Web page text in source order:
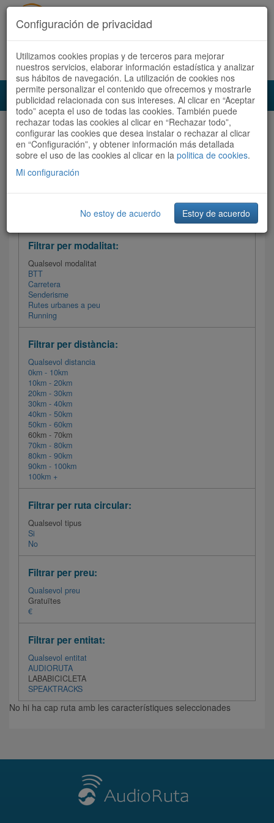
Accedeix Registra't ara Español Català
Audioruta Totes les rutes
Totes les rutes Ordenar per:Més recents/ Dificultat
Filtrar les rutes
Filtrar per modalitat:
Qualsevol modalitat
BTT
Carretera
Senderisme
Rutes urbanes a peu
Running
Filtrar per distància:
Qualsevol distancia
0km - 10km
10km - 20km
20km - 30km
30km - 40km
40km - 50km
50km - 60km
60km - 70km
70km - 80km
80km - 90km
90km - 100km
100km +
Filtrar per ruta circular:
Qualsevol tipus
Si
No
Filtrar per preu:
Qualsevol preu
Gratuïtes
€
Filtrar per entitat:
Qualsevol entitat
AUDIORUTA
LABABICICLETA
SPEAKTRACKS
No hi ha cap ruta amb les característiques seleccionades
Configuración de privacidad
Utilizamos cookies propias y de terceros para mejorar
nuestros servicios, elaborar información estadística y analizar
sus hábitos de navegación. La utilización de cookies nos
permite personalizar el contenido que ofrecemos y mostrarle
publicidad relacionada con sus intereses. Al clicar en “Aceptar
todo” acepta el uso de todas las cookies. También puede
rechazar todas las cookies al clicar en “Rechazar todo”,
configurar las cookies que desea instalar o rechazar al clicar
en “Configuración”, y obtener información más detallada
sobre el uso de las cookies al clicar en la politica de cookies.
Mi configuración
No estoy de acuerdo Estoy de acuerdo